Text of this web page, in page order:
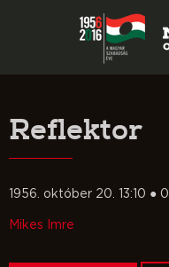
Reflektor
1956. október 20. 13:10 ●
Mikes Imre